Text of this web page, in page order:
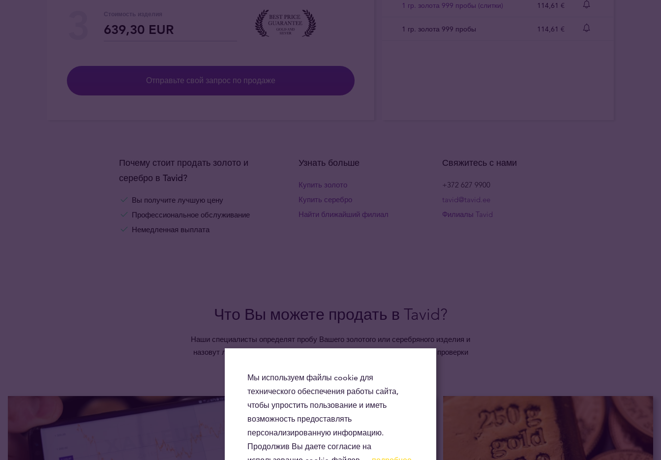
Стоимость изделия
Отправьте свой запрос по продаже
1 гр. золота 999 пробы (слитки) 114 61 €
1 гр. золота 999 пробы 114 61 €
Почему стоит продать золото и
серебро в Tavid?
Вы получите лучшую цену
Профессиональное обслуживание
Немедленная выплата
Узнать больше
Купить золото
Купить серебро
Найти ближайший филиал
Свяжитесь с нами
+372 627 9900
tavid@tavid.ee
Филиалы Tavid
Что Вы можете продать в Tavid?
Наши специалисты определят пробу Вашего золотого или серебряного изделия и
назовут лучшую цену. Деньги выплачиваются незамедлительно после проверки
Мы используем файлы cookie для
технического обеспечения работы сайта,
чтобы упростить пользование и иметь
возможность предоставлять
персонализированную информацию.
Продолжив Вы даете согласие на